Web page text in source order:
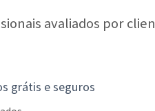
avaliados por
grátis e seguros